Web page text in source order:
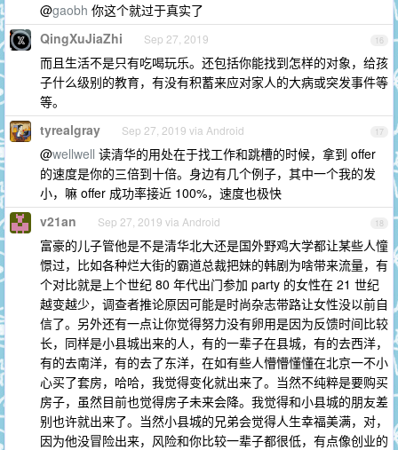
@gaobh 你这个就过于真实了
16
QingXuJiaZhi Sep 27, 2019
而且生活不是只有吃喝玩乐。还包括你能找到怎样的对象，给孩
子什么级别的教育，有没有积蓄来应对家人的大病或突发事件等
等。
17
tyrealgray Sep 27, 2019 via Android
@wellwell 读清华的用处在于找工作和跳槽的时候，拿到 offer
的速度是你的三倍到十倍。身边有几个例子，其中一个我的发
小，嘛 offer 成功率接近 100%，速度也极快
18
v21an Sep 27, 2019 via Android
富豪的儿子管他是不是清华北大还是国外野鸡大学都让某些人憧
憬过，比如各种烂大街的霸道总裁把妹的韩剧为啥带来流量，有
个对比就是上个世纪 80 年代出门参加 party 的女性在 21 世纪
越变越少，调查者推论原因可能是时尚杂志带路让女性没以前自
信了。另外还有一点让你觉得努力没有卵用是因为反馈时间比较
长，同样是小县城出来的人，有的一辈子在县城，有的去西洋，
有的去南洋，有的去了东洋，在如有些人懵懵懂懂在北京一不小
心买了套房，哈哈，我觉得变化就出来了。当然不纯粹是要购买
房子，虽然目前也觉得房子未来会降。我觉得和小县城的朋友差
别也许就出来了。当然小县城的兄弟会觉得人生幸福美满，对，
因为他没冒险出来，风险和你比较一辈子都很低，有点像创业的